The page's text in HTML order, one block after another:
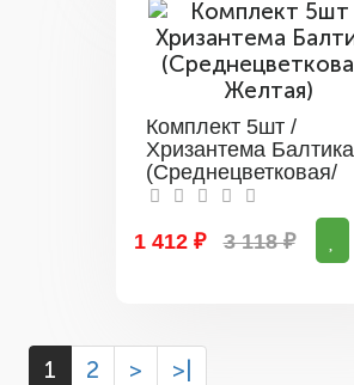
Комплект 5шт /
Хризантема Балтика
(Среднецветковая/
Желтая)
1 412 ₽
3 118 ₽
1 2 > >|